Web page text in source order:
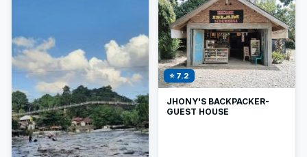
⭐ 7.2
JHONY'S BACKPACKER-
GUEST HOUSE